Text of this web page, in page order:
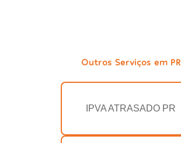
Outros Serviços em PR
IPVA ATRASADO PR